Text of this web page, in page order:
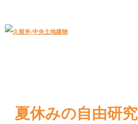
夏休みの自由研究